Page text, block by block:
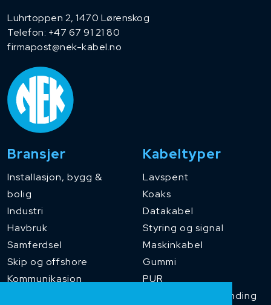
Luhrtoppen 2, 1470 Lørenskog
Telefon: +47 67 91 21 80
firmapost@nek-kabel.no
Bransjer
Installasjon, bygg &
bolig
Industri
Havbruk
Samferdsel
Skip og offshore
Kommunikasjon
Kabeltyper
Lavspent
Koaks
Datakabel
Styring og signal
Maskinkabel
Gummi
PUR
Temperaturbestanding